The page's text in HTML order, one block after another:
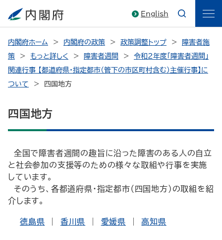
English
内閣府ホーム 内閣府の政策 政策調整トップ
障害者施
策
もっと詳しく 障害者週間
令和２年度「障害者週間」
関連行事 【都道府県・指定都市（管下の市区町村含む）主催行事】に
ついて
四国地方
四国地方
全国で障害者週間の趣旨に沿った障害のある人の自立
と社会参加の支援等のための様々な取組や行事を実施
しています。
そのうち、各都道府県・指定都市（四国地方）の取組を紹
介します。
徳島県 香川県 愛媛県 |高知県